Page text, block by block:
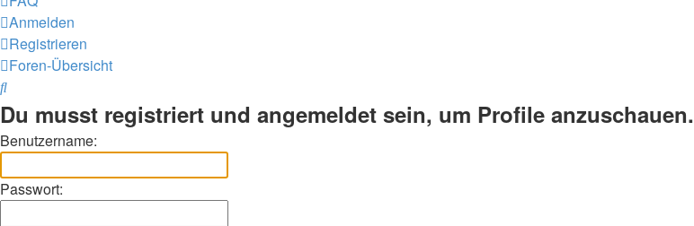
Anmelden
Registrieren
Foren-Übersicht
Suche
Du musst registriert und angemeldet sein, um Profile anzuschauen.
Benutzername:
Passwort: